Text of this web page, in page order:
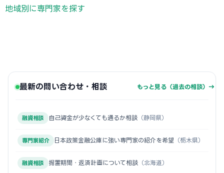
地域別に専門家を探す
最新の問い合わせ・相談 もっと見る（過去の相談）→
融資相談 自己資金が少なくても通るか相談 （静岡県）
専門家紹介 日本政策金融公庫に強い専門家の紹介を希望 （栃木県）
融資相談 据置期間・返済計画について相談 （北海道）